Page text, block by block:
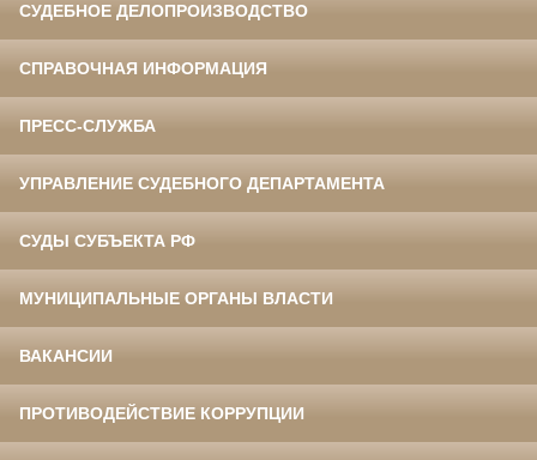
СУДЕБНОЕ ДЕЛОПРОИЗВОДСТВО
СПРАВОЧНАЯ ИНФОРМАЦИЯ
ПРЕСС-СЛУЖБА
УПРАВЛЕНИЕ СУДЕБНОГО ДЕПАРТАМЕНТА
СУДЫ СУБЪЕКТА РФ
МУНИЦИПАЛЬНЫЕ ОРГАНЫ ВЛАСТИ
ВАКАНСИИ
ПРОТИВОДЕЙСТВИЕ КОРРУПЦИИ